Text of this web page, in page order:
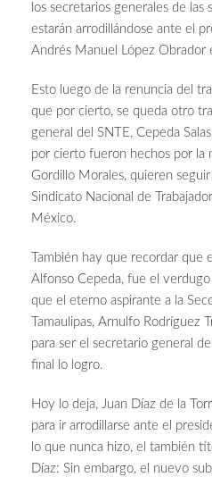
los secretarios generales de las
estarán arrodillándose ante el
Andrés Manuel López Obrador
Esto luego de la renuncia del
que por cierto, se queda otro
general del SNTE, Cepeda
por cierto fueron hechos por la
Gordillo Morales, quieren
Sindicato Nacional de
México.
También hay que recordar que
Alfonso Cepeda, fue el verdugo
que el eterno aspirante a la
Tamaulipas, Arnulfo Rodríguez
para ser el secretario general
final lo logro.
Hoy lo deja, Juan Díaz de la
para ir arrodillarse ante el
lo que nunca hizo, el también
Díaz: Sin embargo, el nuevo